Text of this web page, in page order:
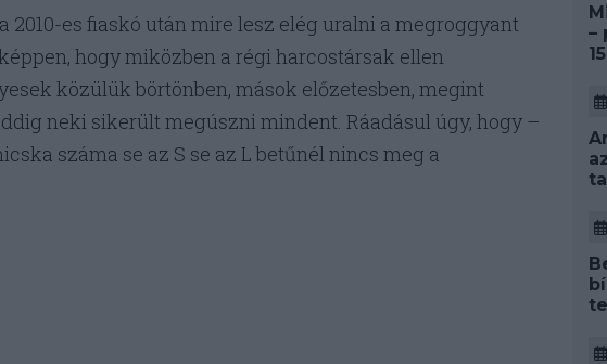
2010-es fiaskó után mire lesz elég uralni a megroggyant
hogy miközben a régi harcostársak ellen
közülük börtönben, mások előzetesben, megint
neki sikerült megúszni mindent. Ráadásul úgy, hogy –
száma se az S se az L betűnél nincs meg a
–